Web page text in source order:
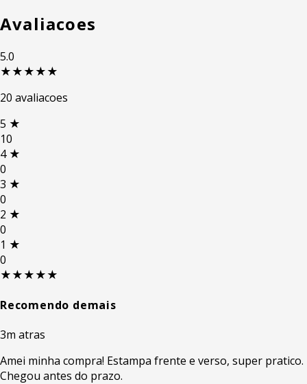
Avaliacoes
5.0
★★★★★
20 avaliacoes
5 ★
10
4 ★
0
3 ★
0
2 ★
0
1 ★
0
★★★★★
Recomendo demais
3m atras
Amei minha compra! Estampa frente e verso, super pratico.
Chegou antes do prazo.